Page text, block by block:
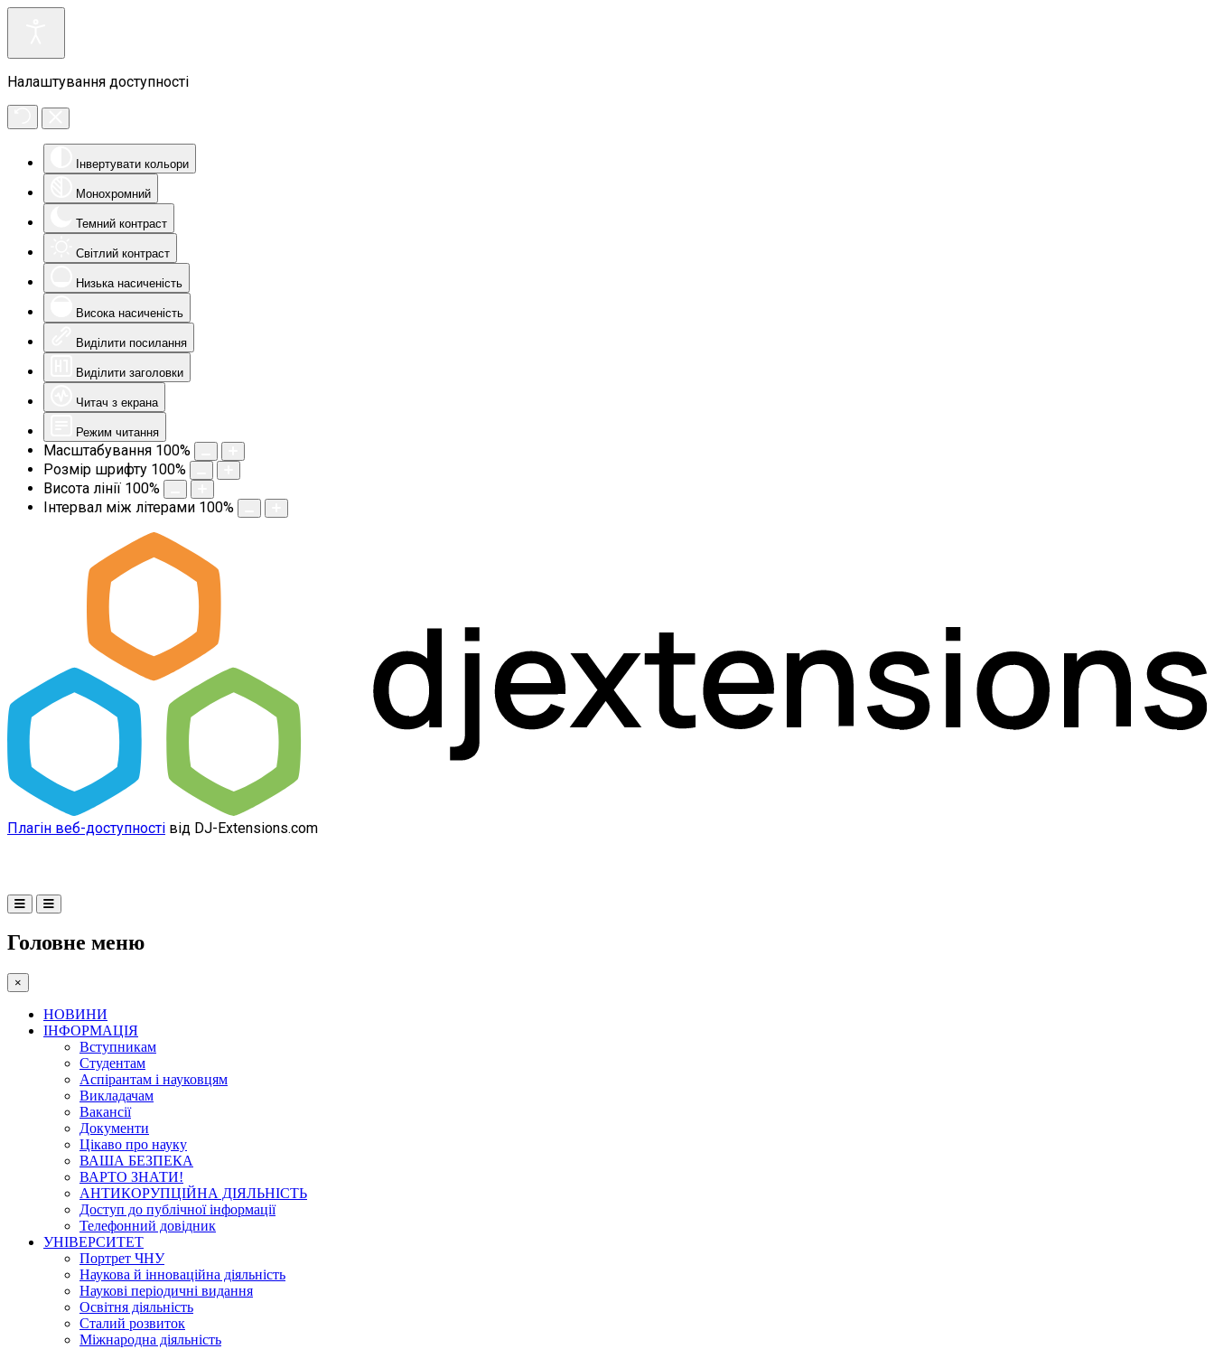
Налаштування доступності
Інвертувати кольори
Монохромний
Темний контраст
Світлий контраст
Низька насиченість
Висока насиченість
Виділити посилання
Виділити заголовки
Читач з екрана
Режим читання
Масштабування 100%
Розмір шрифту 100%
Висота лінії 100%
Інтервал між літерами 100%
Плагін веб-доступності від DJ-Extensions.com
Головне меню
×
НОВИНИ
ІНФОРМАЦІЯ
Вступникам
Студентам
Аспірантам і науковцям
Викладачам
Вакансії
Документи
Цікаво про науку
ВАША БЕЗПЕКА
ВАРТО ЗНАТИ!
АНТИКОРУПЦІЙНА ДІЯЛЬНІСТЬ
Доступ до публічної інформації
Телефонний довідник
УНІВЕРСИТЕТ
Портрет ЧНУ
Наукова й інноваційна діяльність
Наукові періодичні видання
Освітня діяльність
Сталий розвиток
Міжнародна діяльність